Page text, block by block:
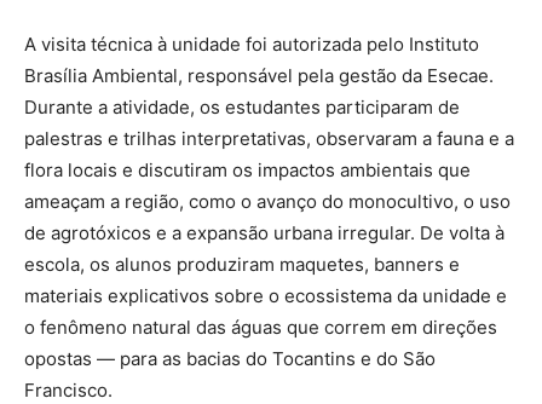
A visita técnica à unidade foi autorizada pelo Instituto
Brasília Ambiental, responsável pela gestão da Esecae.
Durante a atividade, os estudantes participaram de
palestras e trilhas interpretativas, observaram a fauna e a
flora locais e discutiram os impactos ambientais que
ameaçam a região, como o avanço do monocultivo, o uso
de agrotóxicos e a expansão urbana irregular. De volta à
escola, os alunos produziram maquetes, banners e
materiais explicativos sobre o ecossistema da unidade e
o fenômeno natural das águas que correm em direções
opostas — para as bacias do Tocantins e do São
Francisco.